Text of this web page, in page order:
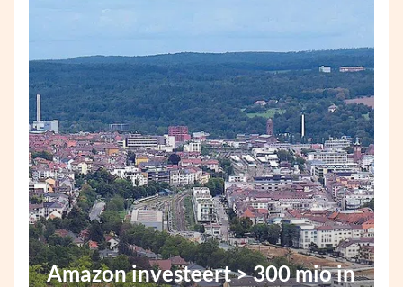
Amazon investeert > 300 mio in